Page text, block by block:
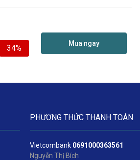
34% Mua ngay
PHƯƠNG THỨC THANH TOÁN
Vietcombank 0691000363561
Nguyễn Thị Bích